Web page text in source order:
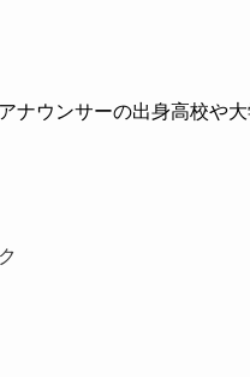
ナウンサーの出身高校や